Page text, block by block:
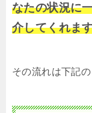
なたの状況に
介してくれま
その流れは下記の